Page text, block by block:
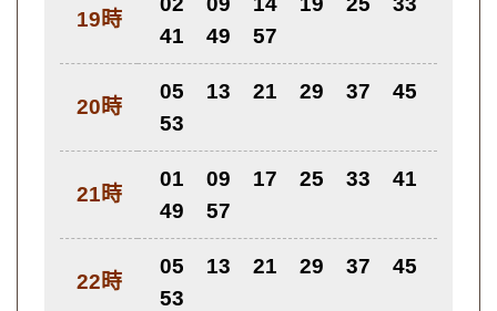
19時
41
49 57
20時
05 13 21 29 37
45
53
21時
01 09 17 25 33
41
49
57
22時
05 13 21 29 37
45
53